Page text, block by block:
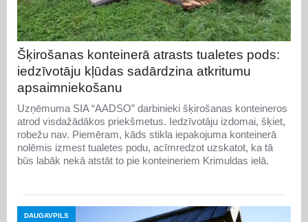
Šķirošanas konteinerā atrasts tualetes pods:
iedzīvotāju kļūdas sadārdzina atkritumu
apsaimniekošanu
Uzņēmuma SIA “AADSO” darbinieki šķirošanas konteineros
atrod visdažādākos priekšmetus. Iedzīvotāju izdomai, šķiet,
robežu nav. Piemēram, kāds stikla iepakojuma konteinerā
nolēmis izmest tualetes podu, acīmredzot uzskatot, ka tā
būs labāk nekā atstāt to pie konteineriem Krimuldas ielā.
DAUGAVPILS